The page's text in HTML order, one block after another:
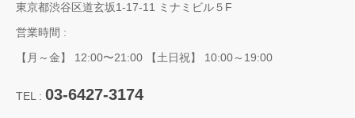
東京都渋谷区道玄坂1-17-11 ミナミビル５F
営業時間 :
【月～金】 12:00〜21:00 【土日祝】 10:00～19:00
TEL : 03-6427-3174